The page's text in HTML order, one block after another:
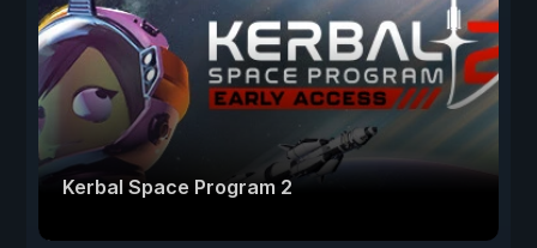
Kerbal Space Program 2